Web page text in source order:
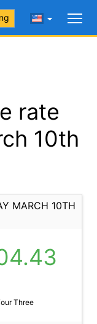
rate
10th
MARCH 10TH
Three